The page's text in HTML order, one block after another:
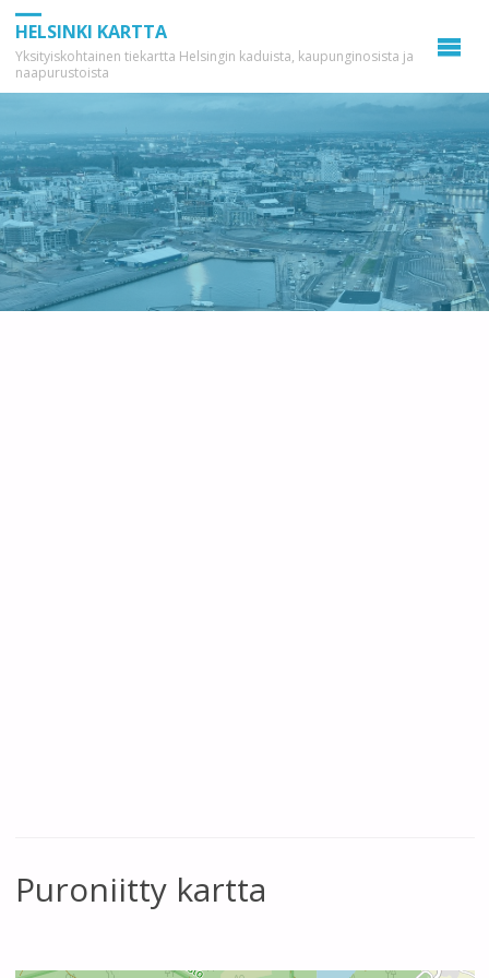
HELSINKI KARTTA
Yksityiskohtainen tiekartta Helsingin kaduista, kaupunginosista ja
naapurustoista
Puroniitty kartta